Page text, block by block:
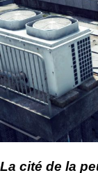
La cité de la